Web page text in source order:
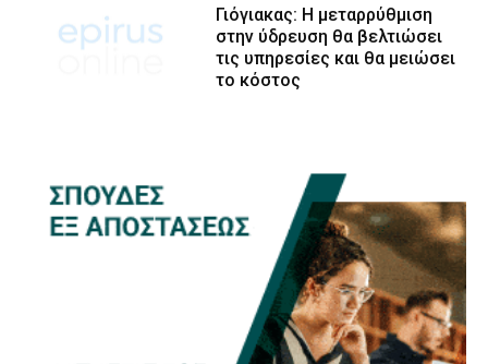
Γιόγιακας: Η μεταρρύθμιση
στην ύδρευση θα βελτιώσει
τις υπηρεσίες και θα μειώσει
το κόστος